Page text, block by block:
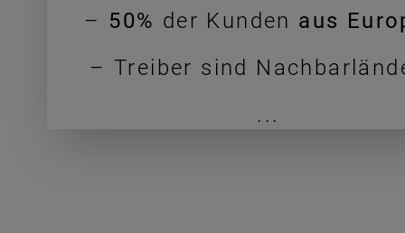
– 50% der Kunden aus
– Treiber sind
...